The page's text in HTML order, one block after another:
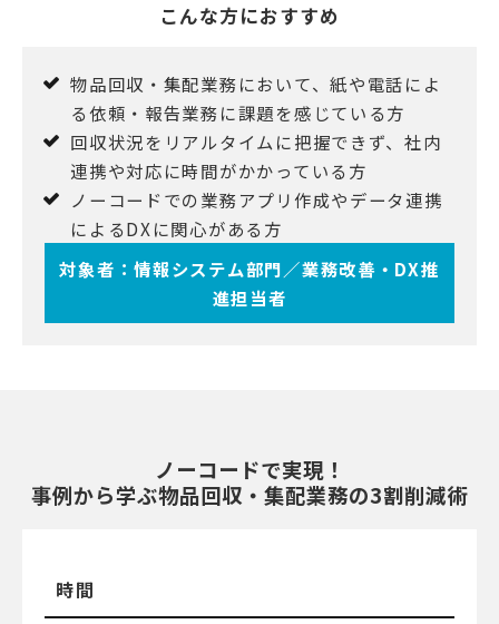
こんな方におすすめ
物品回収・集配業務において、紙や電話によ
る依頼・報告業務に課題を感じている方
回収状況をリアルタイムに把握できず、社内
連携や対応に時間がかかっている方
ノーコードでの業務アプリ作成やデータ連携
によるDXに関心がある方
対象者：情報システム部門／業務改善・DX推
進担当者
ノーコードで実現！
事例から学ぶ物品回収・集配業務の3割削減術
時間